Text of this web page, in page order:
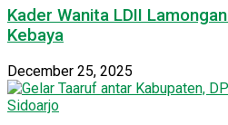
Kader Wanita LDII
Kebaya
December 25, 2025